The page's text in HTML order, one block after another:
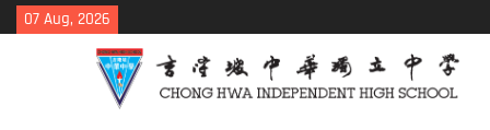
Skip
to
07 Aug, 2026